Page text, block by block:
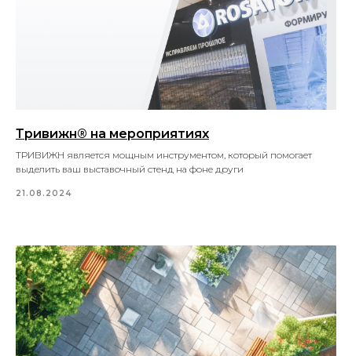
Тривижн® на мероприятиях
ТРИВИЖН является мощным инструментом, который помогает
выделить ваш выставочный стенд на фоне други
21.08.2024